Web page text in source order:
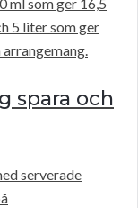
5 liter som ger
spara och
serverade